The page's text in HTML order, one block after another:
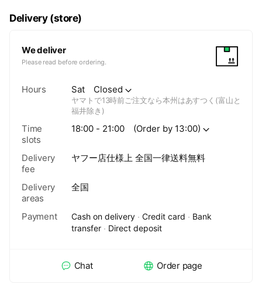
×1、カード入れポケット×5、ZIPポケット×2)
厳選上質なYKKファスナーを採用され、スムーズ
に開閉できる。長時間で使用しても壊れるなどご
ホ、カード、パスポート、お釣り、モバイルバッ
テリーなど日常物が一杯収納！まさにお出掛けの
相棒だ。 TIDING(タイディング) 日本商標登録
【素材】天然牛革、【カラー】グリーン色、【サ
1.7cm、【重量】約0.45kg、【仕様】メインポケ
トx1、背面：ZIPポケット×1
Delivery (store)
We deliver
Please read before ordering.
Hours Sat Closed
ヤマトで13時前ご注文なら本州はあすつく(富山と
福井除き)
Time
slots
18:00 - 21:00 (Order by 13:00)
Delivery
fee
ヤフー店仕様上 全国一律送料無料
Delivery
areas
全国
Payment Cash on delivery Credit card
Bank
transfer
Direct deposit
Chat Order page